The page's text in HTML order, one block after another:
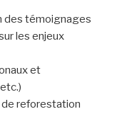
des témoignages
les enjeux
et
reforestation